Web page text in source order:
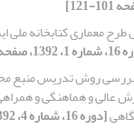
طرح معماری کتابخانه ملی
167-188]
روش تدریس منبع
عالی و هماهنگی و
[دوره 16، شماره 4، 1392، صفحه 81-102]